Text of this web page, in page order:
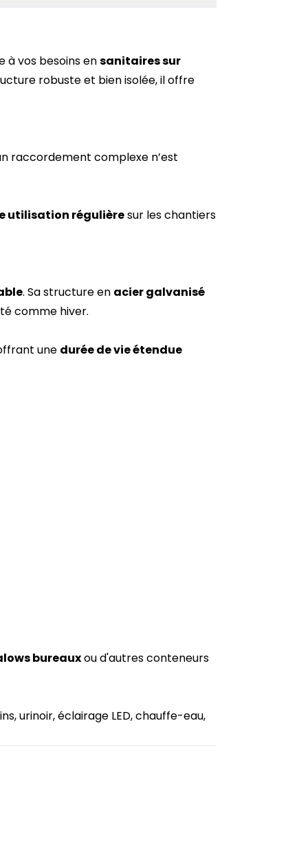
vos besoins ensanitaires sur
robuste et bien isolée, il offre
raccordement complexe n’est
utilisation régulièresur les chantiers
. Sa structure en acier galvanisé
comme hiver.
une durée de vie étendue
bureauxou d'autres conteneurs
urinoir, éclairage LED, chauffe-eau,